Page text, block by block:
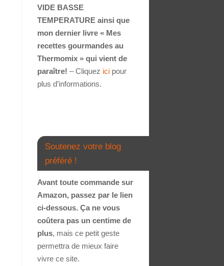
VIDE BASSE
TEMPERATURE ainsi que
mon dernier livre « Mes
recettes gourmandes au
Thermomix » qui vient de
paraître! – Cliquez ici pour
plus d’informations.
Soutenez votre blog
préféré !
Avant toute commande sur
Amazon, passez par le lien
ci-dessous. Ça ne vous
coûtera pas un centime de
plus, mais ce petit geste
permettra de mieux faire
vivre ce site.